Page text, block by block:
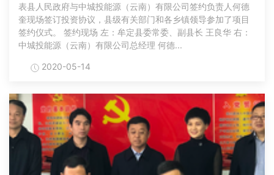
表县人民政府与中城投能源（云南）有限公司签约负责人何德
奎现场签订投资协议，县级有关部门和各乡镇领导参加了项目
签约仪式。 签约现场 左：牟定县委常委、副县长 王良华 右：
中城投能源（云南）有限公司总经理 何德...
2020-05-14